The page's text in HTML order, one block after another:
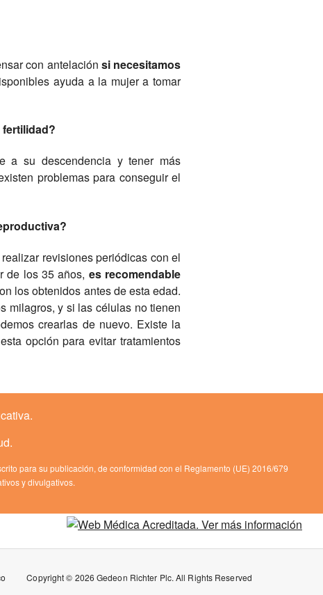
con antelación si necesitamos
ayuda a la mujer a tomar
fertilidad?
a su descendencia y tener más
problemas para conseguir el
revisiones periódicas con el
de los 35 años, es recomendable
los obtenidos antes de esta edad.
milagros, y si las células no tienen
crearlas de nuevo. Existe la
opción para evitar tratamientos
para su publicación, de conformidad con el Reglamento (UE) 2016/679
y divulgativos.
Copyright © 2026 Gedeon Richter Plc. All Rights Reserved